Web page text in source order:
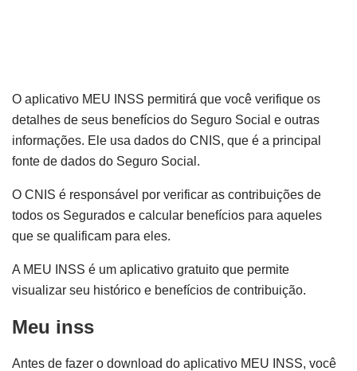
O aplicativo MEU INSS permitirá que você verifique os
detalhes de seus benefícios do Seguro Social e outras
informações. Ele usa dados do CNIS, que é a principal
fonte de dados do Seguro Social.
O CNIS é responsável por verificar as contribuições de
todos os Segurados e calcular benefícios para aqueles
que se qualificam para eles.
A MEU INSS é um aplicativo gratuito que permite
visualizar seu histórico e benefícios de contribuição.
Meu inss
Antes de fazer o download do aplicativo MEU INSS, você